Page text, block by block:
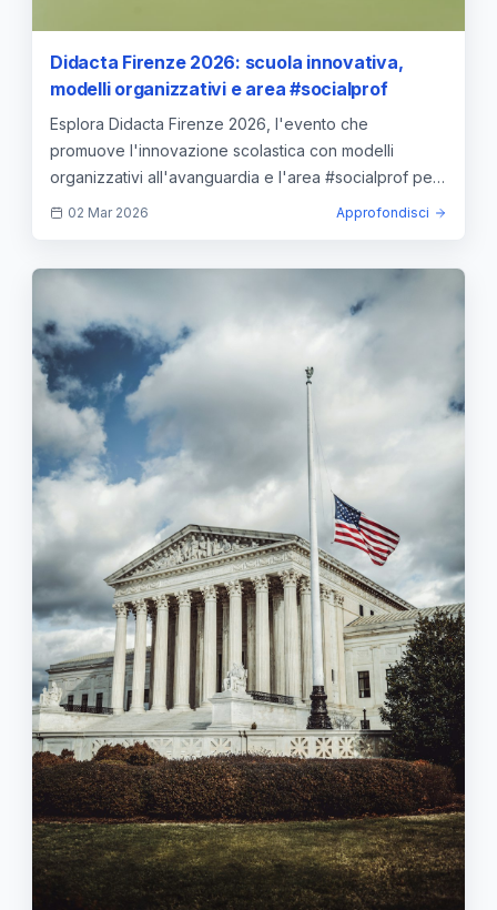
Didacta Firenze 2026: scuola innovativa,
modelli organizzativi e area #socialprof
Esplora Didacta Firenze 2026, l'evento che
promuove l'innovazione scolastica con modelli
organizzativi all'avanguardia e l'area #socialprof per
una scuola più inclusiva e digitale.
02 Mar 2026 Approfondisci